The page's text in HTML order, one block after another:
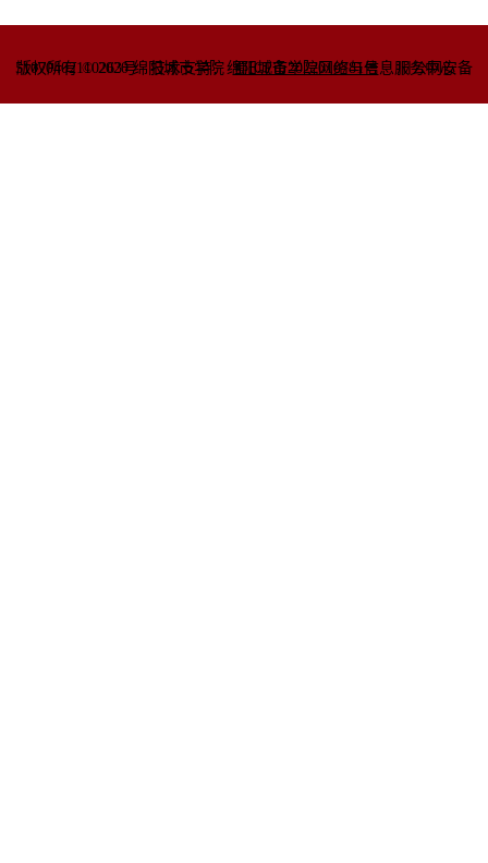
版权所有 © 2020 绵阳城市学院蜀ICP备2022010781号 川公网安备
51070402110263号技术支持：绵阳城市学院网络与信息服务中心